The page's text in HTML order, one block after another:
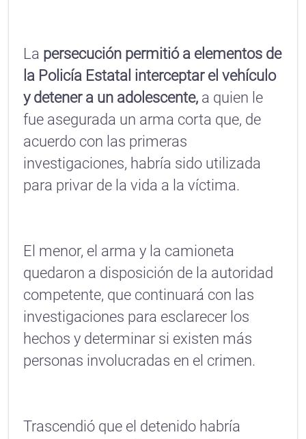
La persecución permitió a elementos de
la Policía Estatal interceptar el vehículo
y detener a un adolescente, a quien le
fue asegurada un arma corta que, de
acuerdo con las primeras
investigaciones, habría sido utilizada
para privar de la vida a la víctima.
El menor, el arma y la camioneta
quedaron a disposición de la autoridad
competente, que continuará con las
investigaciones para esclarecer los
hechos y determinar si existen más
personas involucradas en el crimen.
Trascendió que el detenido habría